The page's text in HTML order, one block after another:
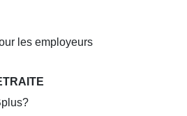
les employeurs